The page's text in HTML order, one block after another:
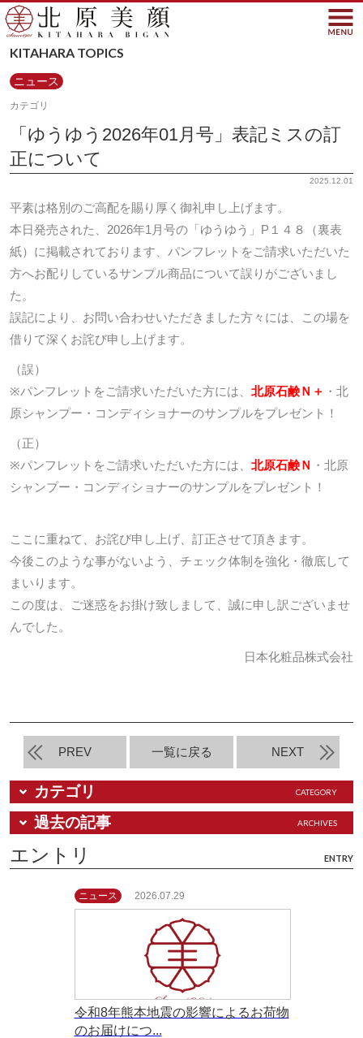
北原美顔- KITAHARA
KITAHARA TOPICS
ニュース
カテゴリ
「ゆうゆう2026年01月号」表記ミスの訂
正について
2025.12.01
平素は格別のご高配を賜り厚く御礼申し上げます。
本日発売された、2026年1月号の「ゆうゆう」P１４８（裏表
紙）に掲載されております、パンフレットをご請求いただいた
方へお配りしているサンプル商品について誤りがございまし
た。
誤記により、お問い合わせいただきました方々には、この場を
借りて深くお詫び申し上げます。
（誤）
※パンフレットをご請求いただいた方には、 北原石鹸Ｎ＋ ・北
原シャンプー・コンディショナーのサンプルをプレゼント！
（正）
※パンフレットをご請求いただいた方には、 北原石鹸Ｎ ・北原
シャンプー・コンディショナーのサンプルをプレゼント！
ここに重ねて、お詫び申し上げ、訂正させて頂きます。
今後このような事がないよう、チェック体制を強化・徹底して
まいります。
この度は、ご迷惑をお掛け致しまして、誠に申し訳ございませ
んでした。
日本化粧品株式会社
PREV 一覧に戻る NEXT
カテゴリ CATEGORY
過去の記事 ARCHIVES
エントリ ENTRY
ニュース 2026.07.29
令和8年熊本地震の影響によるお荷物
のお届けにつ...